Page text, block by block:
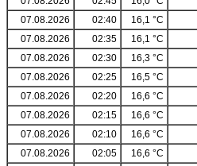
07.08.2026
02:40 16,1 °C
07.08.2026
02:35 16,1 °C
07.08.2026
02:30 16,3 °C
07.08.2026
02:25 16,5 °C
07.08.2026
02:20 16,6 °C
07.08.2026
02:15 16,6 °C
07.08.2026
02:10 16,6 °C
07.08.2026
02:05 16,6 °C